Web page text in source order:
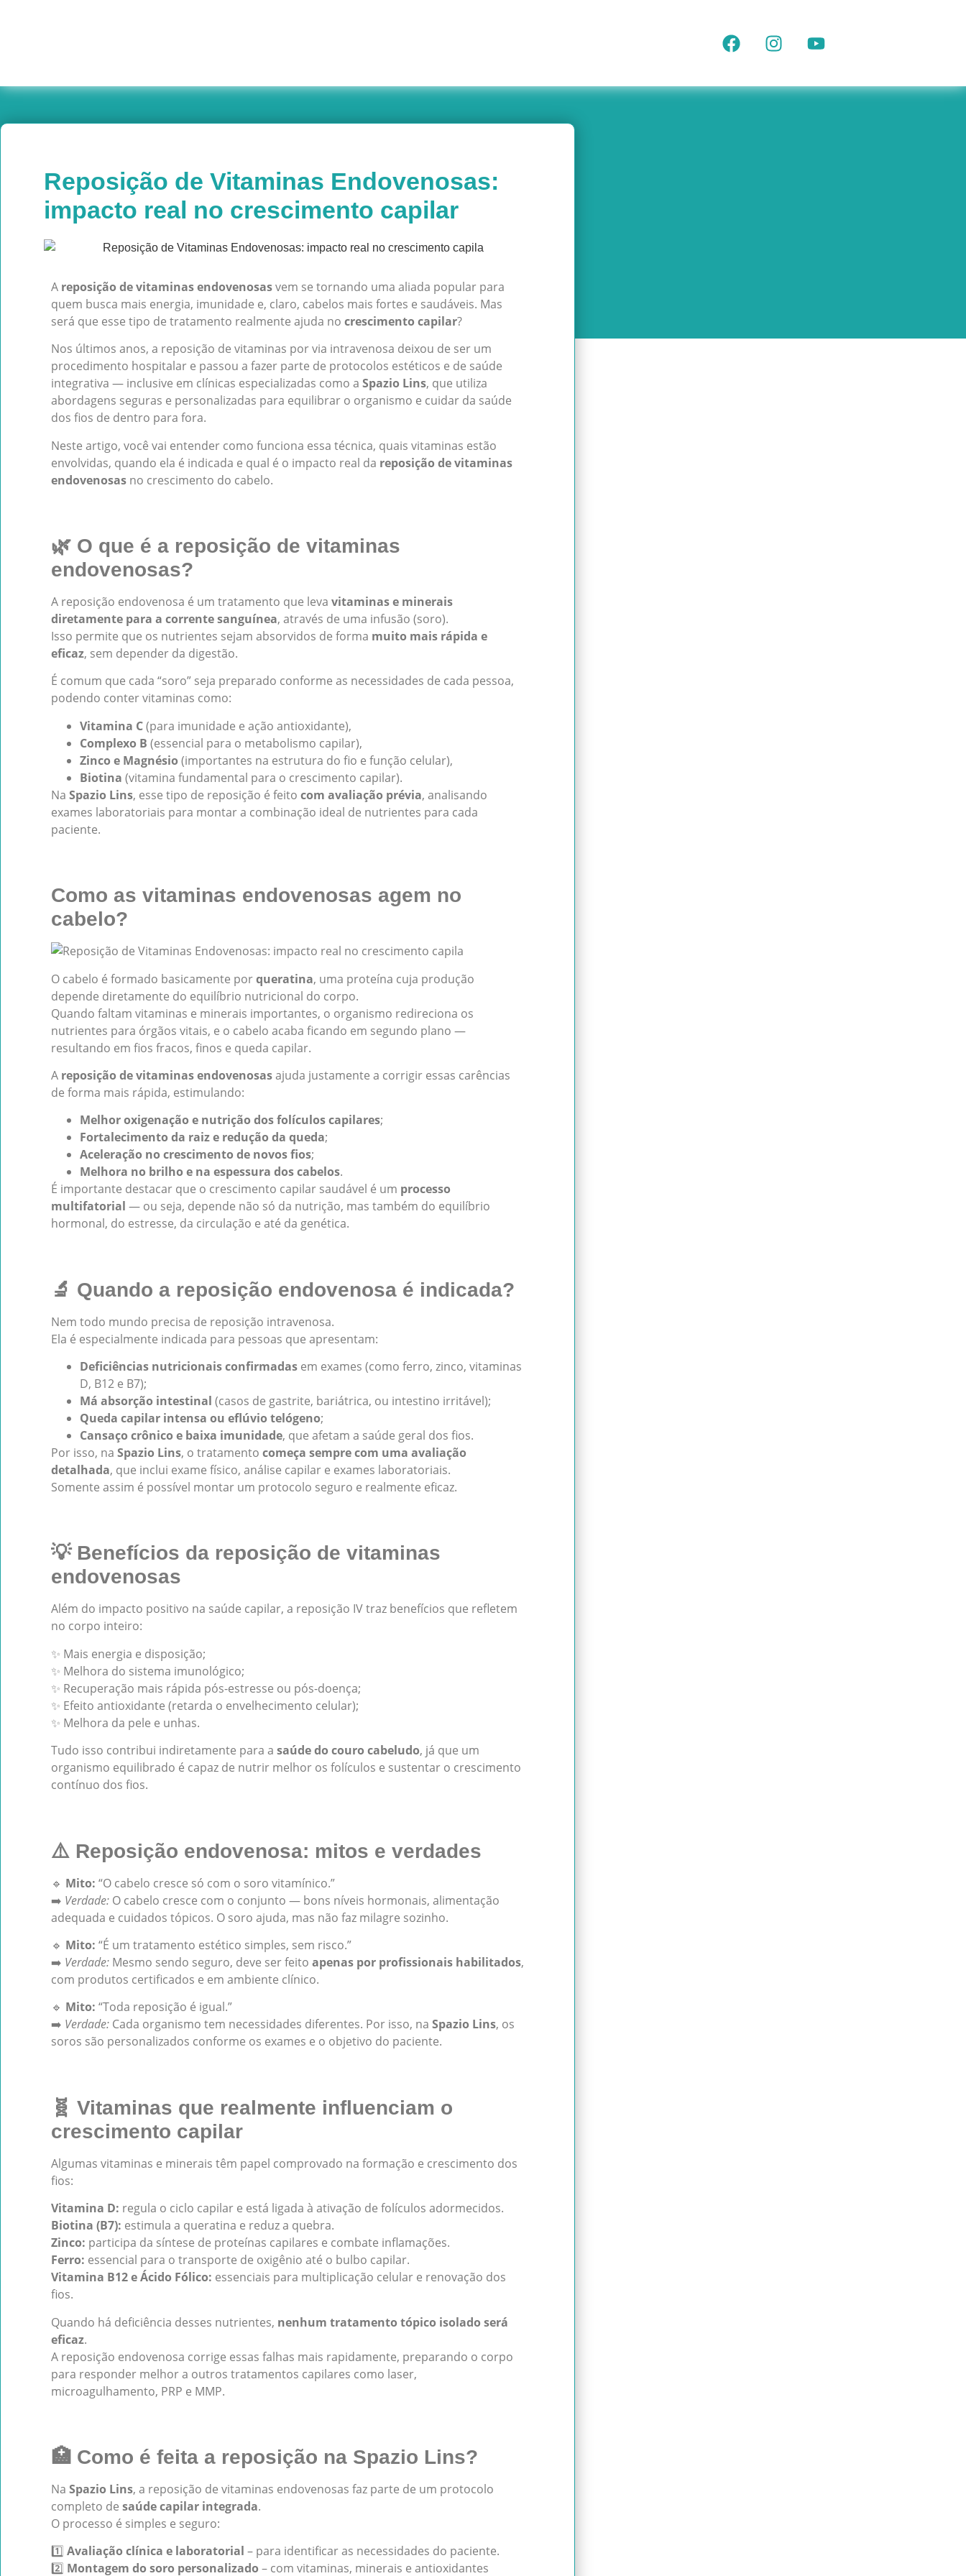
Reposição de Vitaminas Endovenosas:
impacto real no crescimento capilar
A reposição de vitaminas endovenosasvem se tornando uma aliada popular para
quem busca mais energia, imunidade e, claro, cabelos mais fortes e saudáveis. Mas
será que esse tipo de tratamento realmente ajuda no crescimento capilar?
Nos últimos anos, a reposição de vitaminas por via intravenosa deixou de ser um
procedimento hospitalar e passou a fazer parte de protocolos estéticos e de saúde
integrativa — inclusive em clínicas especializadas como a Spazio Lins, que utiliza
abordagens seguras e personalizadas para equilibrar o organismo e cuidar da saúde
dos fios de dentro para fora.
Neste artigo, você vai entender como funciona essa técnica, quais vitaminas estão
envolvidas, quando ela é indicada e qual é o impacto real da reposição de vitaminas
endovenosas no crescimento do cabelo.
🌿 O que é a reposição de vitaminas
endovenosas?
A reposição endovenosa é um tratamento que leva vitaminas e minerais
diretamente para a corrente sanguínea, através de uma infusão (soro).
Isso permite que os nutrientes sejam absorvidos de forma muito mais rápida e
eficaz, sem depender da digestão.
É comum que cada “soro” seja preparado conforme as necessidades de cada pessoa,
podendo conter vitaminas como:
Vitamina C(para imunidade e ação antioxidante),
Complexo B (essencial para o metabolismo capilar),
Zinco e Magnésio (importantes na estrutura do fio e função celular),
Biotina (vitamina fundamental para o crescimento capilar).
Na Spazio Lins, esse tipo de reposição é feito com avaliação prévia, analisando
exames laboratoriais para montar a combinação ideal de nutrientes para cada
paciente.
Como as vitaminas endovenosas agem no
cabelo?
O cabelo é formado basicamente porqueratina, uma proteína cuja produção
depende diretamente do equilíbrio nutricional do corpo.
Quando faltam vitaminas e minerais importantes, o organismo redireciona os
nutrientes para órgãos vitais, e o cabelo acaba ficando em segundo plano —
resultando em fios fracos, finos e queda capilar.
A reposição de vitaminas endovenosasajuda justamente a corrigir essas carências
de forma mais rápida, estimulando:
Melhor oxigenação e nutrição dos folículos capilares;
Fortalecimento da raiz e redução da queda;
Aceleração no crescimento de novos fios;
Melhora no brilho e na espessura dos cabelos.
É importante destacar que o crescimento capilar saudável é um processo
multifatorial — ou seja, depende não só da nutrição, mas também do equilíbrio
hormonal, do estresse, da circulação e até da genética.
🔬 Quando a reposição endovenosa é indicada?
Nem todo mundo precisa de reposição intravenosa.
Ela é especialmente indicada para pessoas que apresentam:
Deficiências nutricionais confirmadas em exames (como ferro, zinco, vitaminas
D, B12 e B7);
Má absorção intestinal (casos de gastrite, bariátrica, ou intestino irritável);
Queda capilar intensa ou eflúvio telógeno;
Cansaço crônico e baixa imunidade, que afetam a saúde geral dos fios.
Por isso, na Spazio Lins, o tratamento começa sempre com uma avaliação
detalhada, que inclui exame físico, análise capilar e exames laboratoriais.
Somente assim é possível montar um protocolo seguro e realmente eficaz.
💡 Benefícios da reposição de vitaminas
endovenosas
Além do impacto positivo na saúde capilar, a reposição IV traz benefícios que refletem
no corpo inteiro:
✨ Mais energia e disposição;
✨ Melhora do sistema imunológico;
✨ Recuperação mais rápida pós-estresse ou pós-doença;
✨ Efeito antioxidante (retarda o envelhecimento celular);
✨ Melhora da pele e unhas.
Tudo isso contribui indiretamente para a saúde do couro cabeludo, já que um
organismo equilibrado é capaz de nutrir melhor os folículos e sustentar o crescimento
contínuo dos fios.
⚠️ Reposição endovenosa: mitos e verdades
🔹 Mito: “O cabelo cresce só com o soro vitamínico.”
➡️ Verdade: O cabelo cresce com o conjunto — bons níveis hormonais, alimentação
adequada e cuidados tópicos. O soro ajuda, mas não faz milagre sozinho.
🔹 Mito: “É um tratamento estético simples, sem risco.”
➡️ Verdade: Mesmo sendo seguro, deve ser feito apenas por profissionais habilitados,
com produtos certificados e em ambiente clínico.
🔹 Mito: “Toda reposição é igual.”
➡️ Verdade: Cada organismo tem necessidades diferentes. Por isso, na Spazio Lins, os
soros são personalizados conforme os exames e o objetivo do paciente.
🧬 Vitaminas que realmente influenciam o
crescimento capilar
Algumas vitaminas e minerais têm papel comprovado na formação e crescimento dos
fios:
Vitamina D: regula o ciclo capilar e está ligada à ativação de folículos adormecidos.
Biotina (B7): estimula a queratina e reduz a quebra.
Zinco: participa da síntese de proteínas capilares e combate inflamações.
Ferro: essencial para o transporte de oxigênio até o bulbo capilar.
Vitamina B12 e Ácido Fólico: essenciais para multiplicação celular e renovação dos
fios.
Quando há deficiência desses nutrientes, nenhum tratamento tópico isolado será
eficaz.
A reposição endovenosa corrige essas falhas mais rapidamente, preparando o corpo
para responder melhor a outros tratamentos capilares como laser,
microagulhamento, PRP e MMP.
🏥 Como é feita a reposição na Spazio Lins?
Na Spazio Lins, a reposição de vitaminas endovenosas faz parte de um protocolo
completo de saúde capilar integrada.
O processo é simples e seguro:
1️⃣ Avaliação clínica e laboratorial – para identificar as necessidades do paciente.
2️⃣ Montagem do soro personalizado – com vitaminas, minerais e antioxidantes